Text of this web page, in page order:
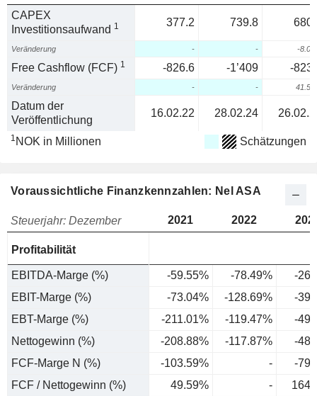
CAPEX
Investitionsaufwand 1 377.2 739.8
Veränderung - - -
Free Cashflow (FCF) 1 -826.6 -1’409 -
Veränderung - -
Datum der
Veröffentlichung
16.02.22 28.02.24
1 NOK in Millionen Schätzungen
Voraussichtliche Finanzkennzahlen: Nel ASA
Steuerjahr: Dezember 2021 2022
Profitabilität
EBITDA-Marge (%) -59.55% -78.49%
-
EBIT-Marge (%)
-73.04% -128.69%
-
EBT-Marge (%)
-211.01% -119.47%
-
Nettogewinn (%)
-208.88% -117.87%
-
FCF-Marge N (%)
-103.59% -
-
FCF / Nettogewinn (%)
49.59% -